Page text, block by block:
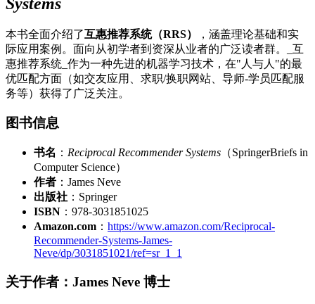
本书全面介绍了互惠推荐系统（RRS）
，涵盖理论基础和实
际应用案例。面向从初学者到资深从业者的广泛读者群。_互
惠推荐系统_作为一种先进的机器学习技术，在"人与人"的最
优匹配方面（如交友应用、求职/换职网站、导师-学员匹配服
务等）获得了广泛关注。
图书信息
书名 ： Reciprocal Recommender Systems （SpringerBriefs in
Computer Science）
作者 ：James Neve
出版社 ：Springer
ISBN ：978-3031851025
Amazon.com ： https://www.amazon.com/Reciprocal-
Recommender-Systems-James-
Neve/dp/3031851021/ref=sr_1_1
关于作者：James Neve 博士